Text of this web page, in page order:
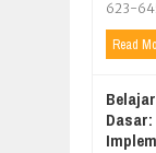
623-
Read
Dasar: